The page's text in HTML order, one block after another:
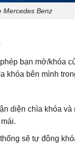
Mercedes Benz
bạn mở/khóa
khóa bên mình
diện chìa khóa
sẽ tự động